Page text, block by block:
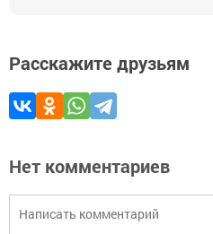
Расскажите друзьям
Нет комментариев